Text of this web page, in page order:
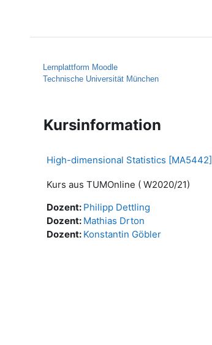
Lernplattform Moodle
Technische Universität München
Kursinformation
High-dimensional Statistics [MA5442]
Kurs aus TUMOnline ( W2020/21)
Dozent: Philipp Dettling
Dozent: Mathias Drton
Dozent: Konstantin Göbler